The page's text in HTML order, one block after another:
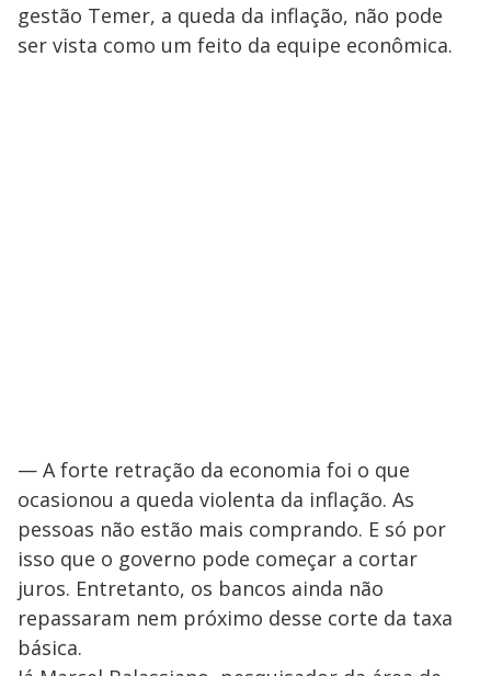
gestão Temer, a queda da inflação, não pode
ser vista como um feito da equipe econômica.
— A forte retração da economia foi o que
ocasionou a queda violenta da inflação. As
pessoas não estão mais comprando. E só por
isso que o governo pode começar a cortar
juros. Entretanto, os bancos ainda não
repassaram nem próximo desse corte da taxa
básica.